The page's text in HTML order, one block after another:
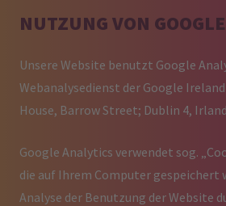
NUTZUNG VON
Unsere Website benutzt Google
Webanalysedienst der Google
House, Barrow Street; Dublin 4,
Google Analytics verwendet sog.
die auf Ihrem Computer gespeichert
Analyse der Benutzung der Website